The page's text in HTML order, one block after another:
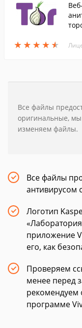
★ ★ ★ ★ ★
★ ★ ★ ★ ★
Все файлы
оригинальные,
изменяем файлы.
Все файлы
антивирусом
Логотип
приложение
его, как
Проверяем
менее перед
рекомендуем
программе